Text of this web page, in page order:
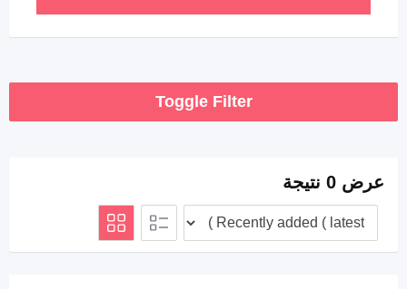
Toggle Filter
عرض 0 نتيجة